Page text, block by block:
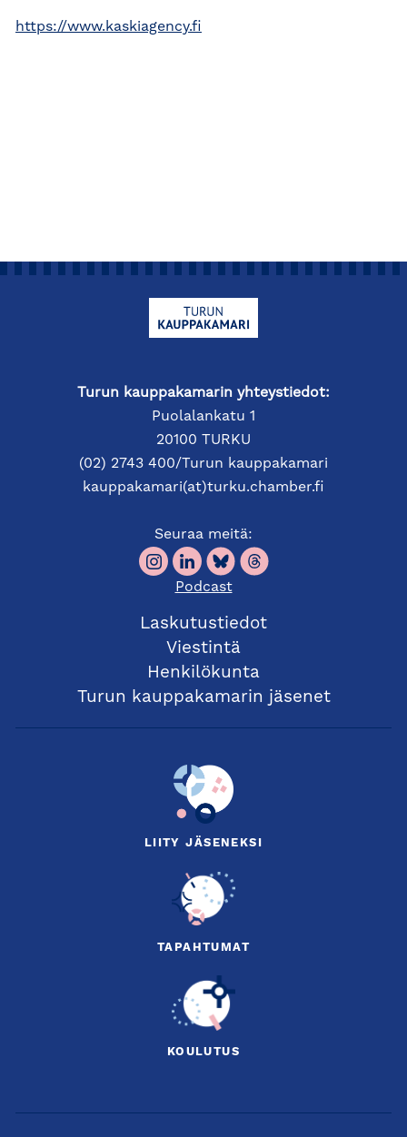
https://www.kaskiagency.fi
Turun kauppakamarin yhteystiedot:
Puolalankatu 1
20100 TURKU
(02) 2743 400/Turun kauppakamari
kauppakamari(at)turku.chamber.fi
Seuraa meitä:
Podcast
Laskutustiedot
Viestintä
Henkilökunta
Turun kauppakamarin jäsenet
LIITY JÄSENEKSI
TAPAHTUMAT
KOULUTUS